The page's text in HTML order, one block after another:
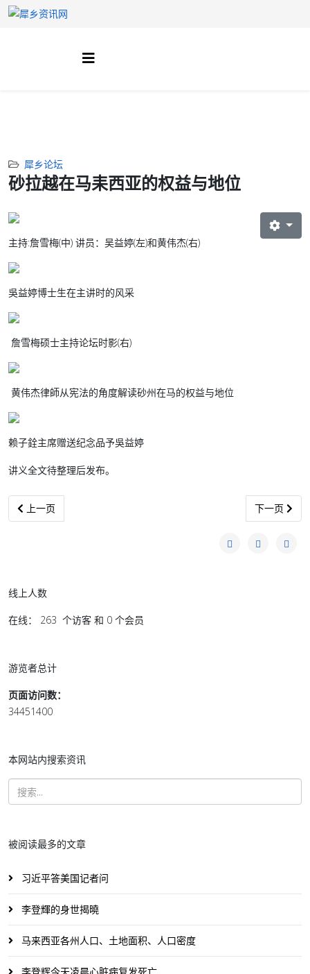
犀乡论坛
砂拉越在马耒西亚的权益与地位
主持:詹雪梅(中) 讲员：吴益婷(左)和黄伟杰(右)
吳益婷博士生在主讲时的风采
詹雪梅硕士主持论坛时影(右)
黄伟杰律師从宪法的角度解读砂州在马的权益与地位
赖子銓主席赠送纪念品予吳益婷
讲义全文待整理后发布。
上一篇文章: 百物漲價棕價低糜 棕業竟有今日不幸下場（森林）
上一页 下一篇文章:
下一页
线上人数
在线： 263 个访客 和 0 个会员
游览者总计
页面访问数：
34451400
本网站内搜索资讯
被阅读最多的文章
习近平答美国记者问
李登輝的身世揭曉
马来西亚各州人口、土地面积、人口密度